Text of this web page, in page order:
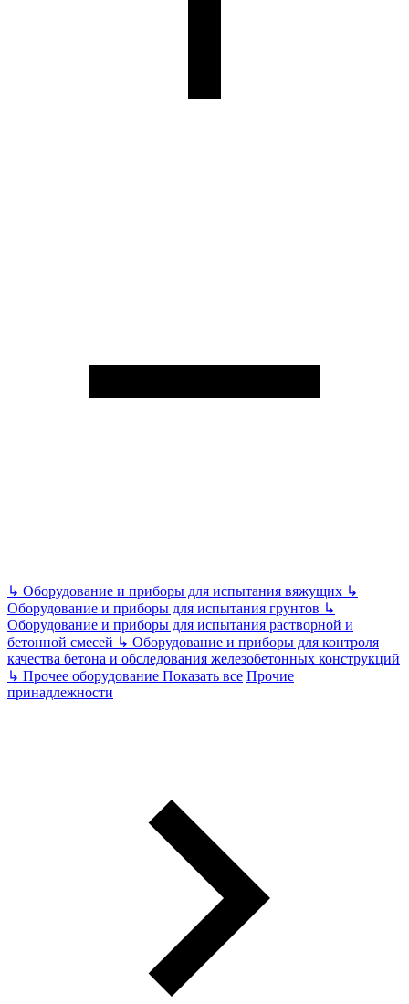
↳ Оборудование и приборы для испытания вяжущих ↳
Оборудование и приборы для испытания грунтов ↳
Оборудование и приборы для испытания растворной и
бетонной смесей ↳ Оборудование и приборы для контроля
качества бетона и обследования железобетонных конструкций
↳ Прочее оборудование Показать все Прочие
принадлежности